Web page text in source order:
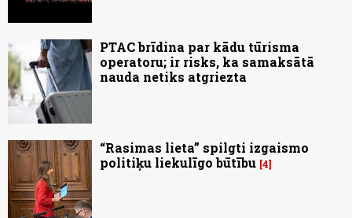
PTAC brīdina par kādu tūrisma
operatoru; ir risks, ka samaksātā
nauda netiks atgriezta
“Rasimas lieta” spilgti izgaismo
politiķu liekulīgo būtību 4